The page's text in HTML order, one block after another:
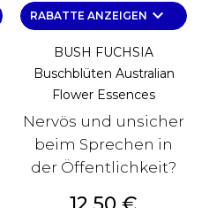
RABATTE ANZEIGEN keyboard_arrow_down
BUSH FUCHSIA
Buschblüten Australian
Flower Essences
Nervös und unsicher
beim Sprechen in
der Öffentlichkeit?